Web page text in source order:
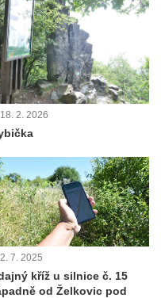
18. 2. 2026
2. 7. 2025
kříž u silnice č. 15
od Želkovic pod